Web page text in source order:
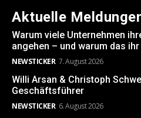
Aktuelle
Warum viele Unternehmen
angehen – und warum das
NEWSTICKER 7. August 2026
Willi Arsan & Christoph
Geschäftsführer
NEWSTICKER 6. August 2026